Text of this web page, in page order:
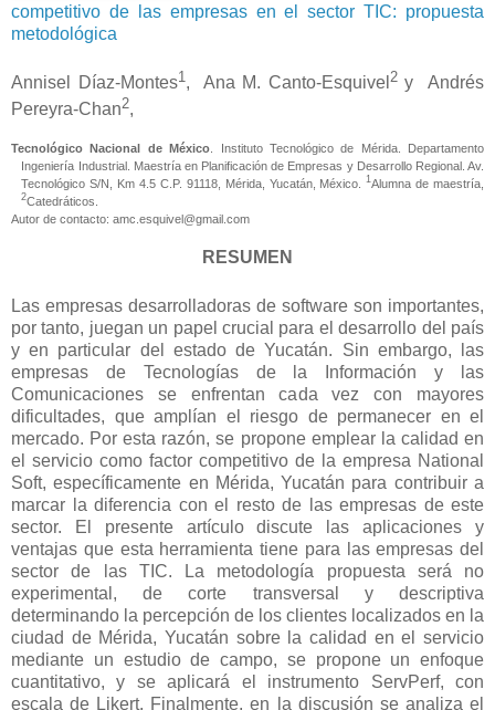
competitivo de las empresas en el sector TIC: propuesta
metodológica
Annisel Díaz-Montes1, Ana M. Canto-Esquivel 2y Andrés
Pereyra-Chan2,
Tecnológico Nacional de México . Instituto Tecnológico de Mérida. Departamento
Ingeniería Industrial. Maestría en Planificación de Empresas y Desarrollo Regional. Av.
Tecnológico S/N, Km 4.5 C.P. 91118, Mérida, Yucatán, México.1Alumna de maestría,
2Catedráticos.
Autor de contacto: amc.esquivel@gmail.com
RESUMEN
Las empresas desarrolladoras de software son importantes,
por tanto, juegan un papel crucial para el desarrollo del país
y en particular del estado de Yucatán. Sin embargo, las
empresas de Tecnologías de la Información y las
Comunicaciones se enfrentan cada vez con mayores
dificultades, que amplían el riesgo de permanecer en el
mercado. Por esta razón, se propone emplear la calidad en
el servicio como factor competitivo de la empresa National
Soft, específicamente en Mérida, Yucatán para contribuir a
marcar la diferencia con el resto de las empresas de este
sector. El presente artículo discute las aplicaciones y
ventajas que esta herramienta tiene para las empresas del
sector de las TIC. La metodología propuesta será no
experimental, de corte transversal y descriptiva
determinando la percepción de los clientes localizados en la
ciudad de Mérida, Yucatán sobre la calidad en el servicio
mediante un estudio de campo, se propone un enfoque
cuantitativo, y se aplicará el instrumento ServPerf, con
escala de Likert. Finalmente, en la discusión se analiza el